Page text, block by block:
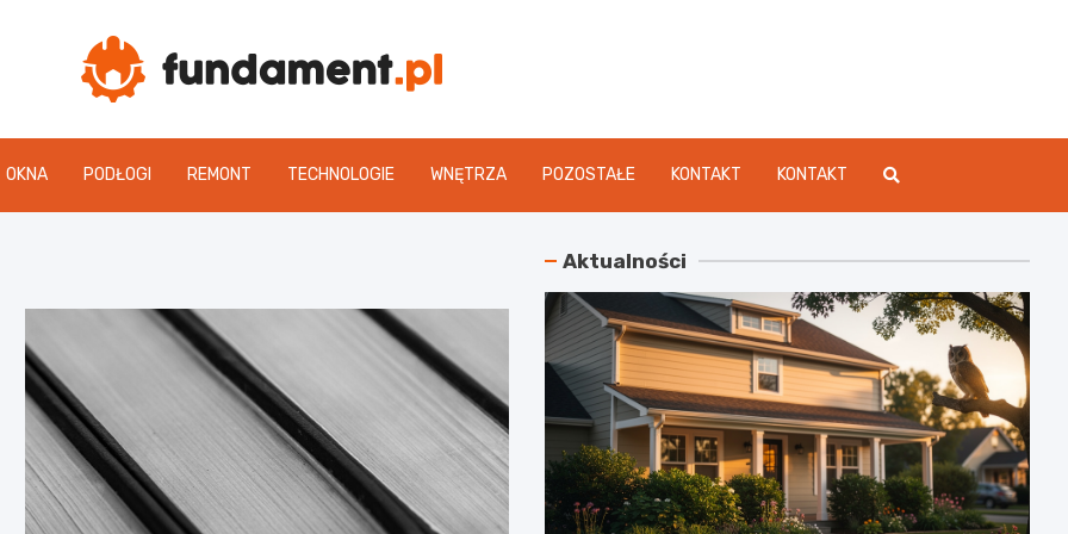
OKNA PODŁOGI REMONT TECHNOLOGIE WNĘTRZA POZOSTAŁE KONTAKT KONTAKT
Aktualności